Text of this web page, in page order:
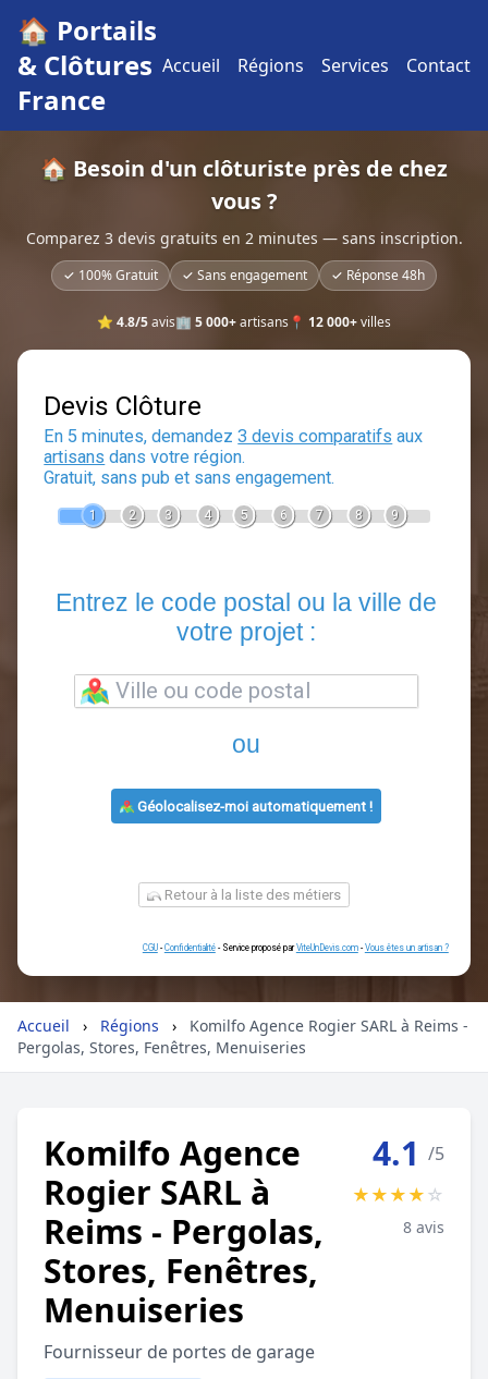
🏠 Portails
& Clôtures
France
Accueil Régions Services Contact
🏠 Besoin d'un clôturiste près de chez
vous ?
Comparez 3 devis gratuits en 2 minutes — sans inscription.
✓ 100% Gratuit ✓ Sans engagement ✓ Réponse 48h
⭐ 4.8/5avis🏢 5 000+artisans 📍 12 000+villes
Devis Clôture
En 5 minutes, demandez3 devis comparatifs
3 4 5
Entrez le code postal ou la
ou
CGU-Confidentialité - Service proposé par ViteUnDevis.com-
Accueil › Régions ›
Komilfo Agence Rogier SARL à Reims -
Pergolas, Stores, Fenêtres, Menuiseries
Komilfo Agence
Rogier SARL à
Reims - Pergolas,
Stores, Fenêtres,
Menuiseries
Fournisseur de portes de garage
4.1 /5
★★★★☆
8 avis